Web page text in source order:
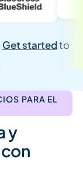
Get startedto
PARA EL
y